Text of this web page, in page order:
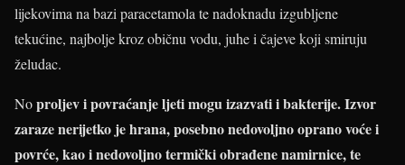
lijekovima na bazi paracetamola te nadoknadu izgubljene
tekućine, najbolje kroz običnu vodu, juhe i čajeve koji smiruju
želudac.
Noproljev i povraćanje ljeti mogu izazvati i bakterije. Izvor
zaraze nerijetko je hrana, posebno nedovoljno oprano voće i
povrće, kao i nedovoljno termički obrađene namirnice, te